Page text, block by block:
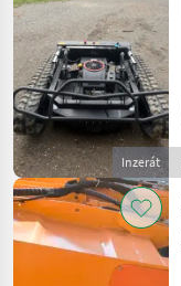
Inzerát